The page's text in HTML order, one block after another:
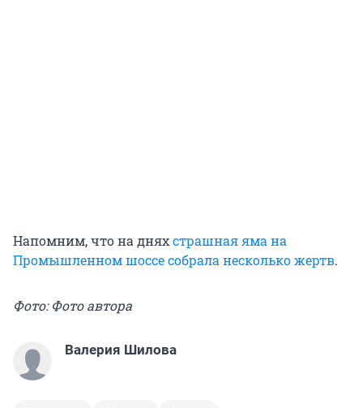
Напомним, что на дняхстрашная яма на
Промышленном шоссе собрала несколько жертв.
Фото: Фото автора
Валерия Шилова